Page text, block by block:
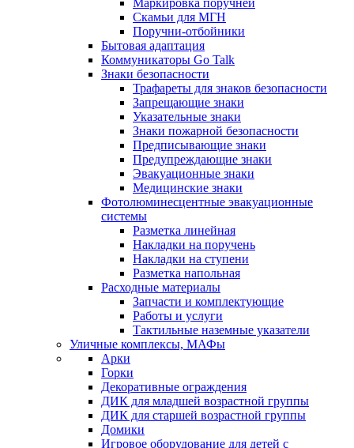
Маркировка поручней
Скамьи для МГН
Поручни-отбойники
Бытовая адаптация
Коммуникаторы Go Talk
Знаки безопасности
Трафареты для знаков безопасности
Запрещающие знаки
Указательные знаки
Знаки пожарной безопасности
Предписывающие знаки
Предупреждающие знаки
Эвакуационные знаки
Медицинские знаки
Фотолюминесцентные эвакуационные
системы
Разметка линейная
Накладки на поручень
Накладки на ступени
Разметка напольная
Расходные материалы
Запчасти и комплектующие
Работы и услуги
Тактильные наземные указатели
Уличные комплексы, МАФы
Арки
Горки
Декоративные ограждения
ДИК для младшей возрастной группы
ДИК для старшей возрастной группы
Домики
Игровое оборудование для детей с